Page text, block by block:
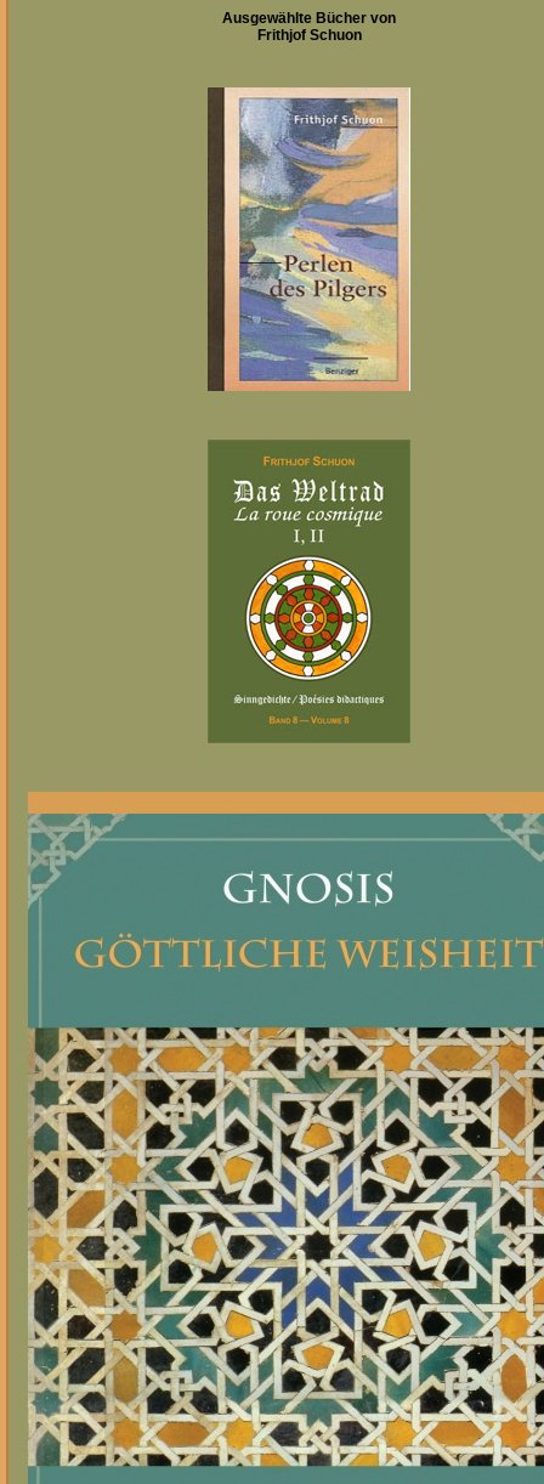
Ausgewählte Bücher von
Frithjof Schuon